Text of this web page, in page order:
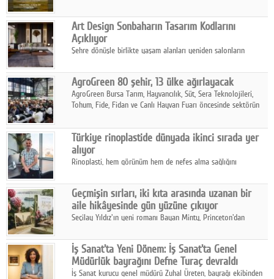
Art Design Sonbaharın Tasarım Kodlarını
Açıklıyor
Şehre dönüşle birlikte yaşam alanları yeniden salonların
sonbaharın tasarım kodlarını açıklıyor.
AgroGreen 80 şehir, 13 ülke ağırlayacak
AgroGreen Bursa Tarım, Hayvancılık, Süt, Sera Teknolojileri,
Tohum, Fide, Fidan ve Canlı Hayvan Fuarı öncesinde sektörün
Türkiye rinoplastide dünyada ikinci sırada yer
alıyor
Rinoplasti, hem görünüm hem de nefes alma sağlığını
biri konumunda.
Geçmişin sırları, iki kıta arasında uzanan bir
aile hikâyesinde gün yüzüne çıkıyor
Seçilay Yıldız'ın yeni romanı Bayan Minty, Princeton'dan
katmanlı bir aile hikâyesi anlatıyor.
İş Sanat'ta Yeni Dönem: İş Sanat'ta Genel
Müdürlük bayrağını Defne Turaç devraldı
İş Sanat kurucu genel müdürü Zuhal Üreten, bayrağı ekibinden